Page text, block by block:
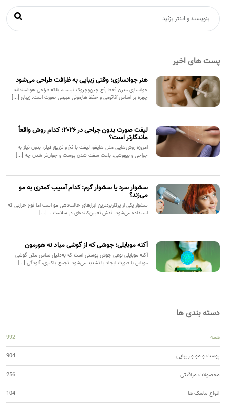
پست های اخیر
هنر جوانسازی؛ وقتی زیبایی به ظرافت طراحی می‌شود
جوانسازی مدرن فقط رفع چین‌وچروک نیست، بلکه طراحی هوشمندانه
چهره بر اساس آناتومی و حفظ هارمونی طبیعی صورت است. زیبای [...]
لیفت صورت بدون جراحی در ۲۰۲۶؛ کدام روش واقعاً
ماندگارتر است؟
امروزه روش‌هایی مثل هایفو، لیفت با نخ و تزریق فیلر، بدون نیاز به
جراحی و بیهوشی، باعث سفت شدن پوست و جوان‌تر شدن چه [...]
سشوار سرد یا سشوار گرم: کدام آسیب کمتری به مو
می‌زند؟
سشوار یکی از پرکاربردترین ابزارهای حالت‌دهی مو است اما نوع حرارتی که
استفاده می‌شود، نقش تعیین‌کننده‌ای در سلامت... [...]
آکنه موبایلی؛ جوشی که از گوشی میاد نه هورمون
آکنه موبایلی نوعی جوش پوستی است که به‌دلیل تماس مکرر گوشی
موبایل با صورت ایجاد یا تشدید می‌شود. تجمع باکتری، آلودگی [...]
دسته بندی ها
همه 992
پوست و مو و زیبایی 904
محصولات مراقبتی 256
انواع ماسک ها 104